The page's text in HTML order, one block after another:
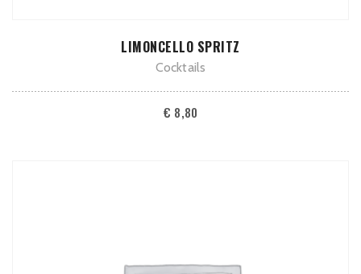
TOEVOEGEN AAN WINKELWAGEN
LIMONCELLO SPRITZ
Cocktails
€ 8,80